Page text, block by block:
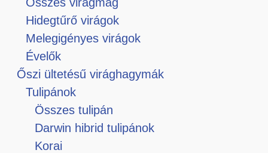
Hidegtűrő virágok
Melegigényes virágok
Évelők
Őszi ültetésű virághagymák
Tulipánok
Összes tulipán
Darwin hibrid tulipánok
Korai